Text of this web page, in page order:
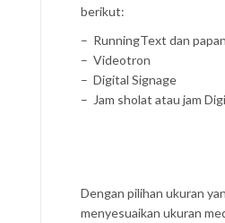
berikut:
– RunningText dan
– Videotron
– Digital Signage
– Jam sholat atau jam
Dengan pilihan ukuran
menyesuaikan ukuran